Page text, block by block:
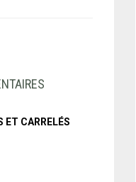
ET CARRELÉS